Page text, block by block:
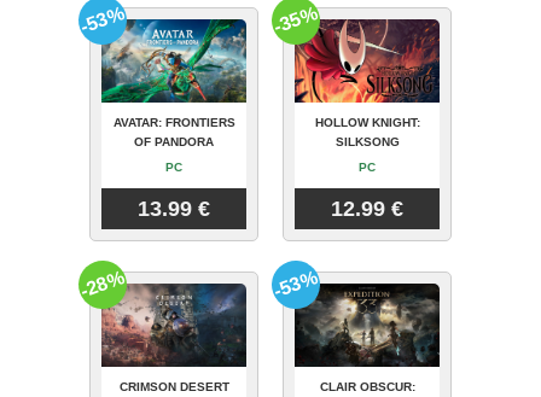
AVATAR: FRONTIERS
OF PANDORA
PC
13.99 €
-53%
HOLLOW KNIGHT:
SILKSONG
PC
12.99 €
-35%
CRIMSON DESERT
-28%
CLAIR OBSCUR:
-53%